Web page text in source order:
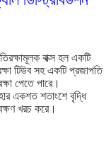
বাক্স হল একটি
টিউব সহ একটি প্রজাপতি
পেতে পারে।
একশত শতাংশে বৃদ্ধি
খরচ করে।